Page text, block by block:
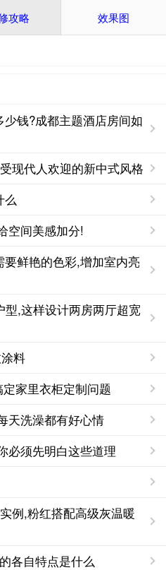
攻略 效果图
钱?成都主题酒店房间如
现代人欢迎的新中式风格
么
空间美感加分!
鲜艳的色彩,增加室内亮
,这样设计两房两厅超宽
料
家里衣柜定制问题
天洗澡都有好心情
必须先明白这些道理
例,粉红搭配高级灰温暖
各自特点是什么